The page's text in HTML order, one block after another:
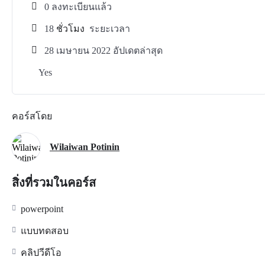
0 ลงทะเบียนแล้ว
18 ชั่วโมง ระยะเวลา
28 เมษายน 2022 อัปเดตล่าสุด
Yes
คอร์สโดย
Wilaiwan Potinin
สิ่งที่รวมในคอร์ส
powerpoint
แบบทดสอบ
คลิปวีดีโอ